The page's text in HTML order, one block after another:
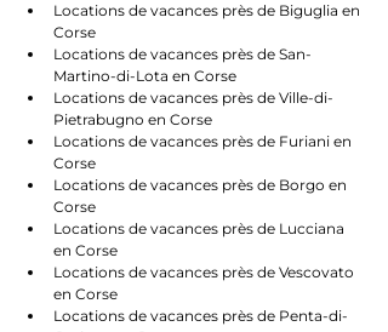
Locations de vacances près de Biguglia en
Corse
Locations de vacances près de San-
Martino-di-Lota en Corse
Locations de vacances près de Ville-di-
Pietrabugno en Corse
Locations de vacances près de Furiani en
Corse
Locations de vacances près de Borgo en
Corse
Locations de vacances près de Lucciana
en Corse
Locations de vacances près de Vescovato
en Corse
Locations de vacances près de Penta-di-